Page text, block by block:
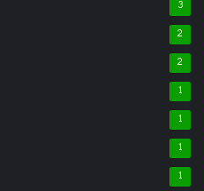
3
2
2
1
1
1
1